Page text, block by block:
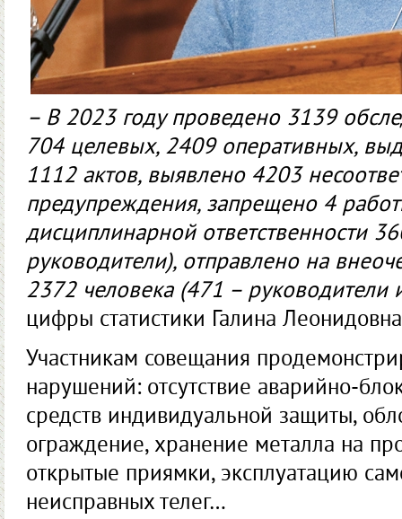
– В 2023 году проведено 3139
704 целевых, 2409 оперативных,
1112 актов, выявлено 4203
предупреждения, запрещено 4
дисциплинарной ответственности
руководители), отправлено на
2372 человека (471 – руководители
цифры статистики Галина
Участникам совещания
нарушений: отсутствие аварийно-
средств индивидуальной защиты,
ограждение, хранение металла на
открытые приямки, эксплуатацию
неисправных телег…